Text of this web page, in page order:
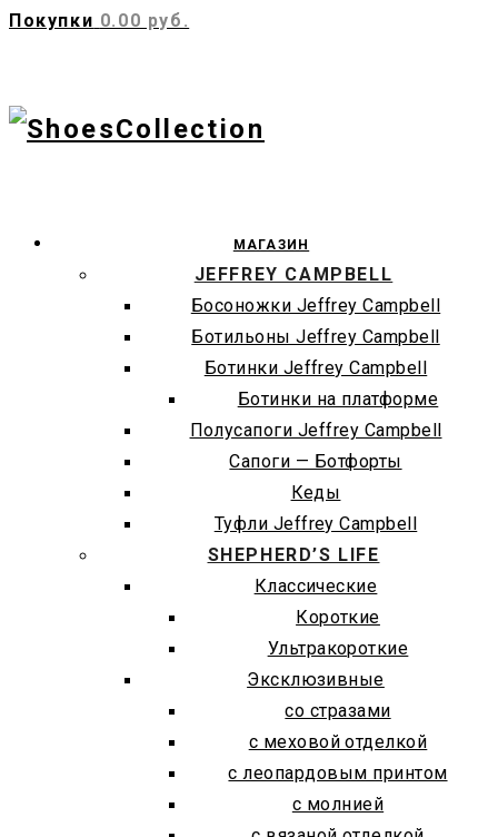
Покупки 0.00 руб.
МАГАЗИН
JEFFREY CAMPBELL
Босоножки Jeffrey Campbell
Ботильоны Jeffrey Campbell
Ботинки Jeffrey Campbell
Ботинки на платформе
Полусапоги Jeffrey Campbell
Сапоги — Ботфорты
Кеды
Туфли Jeffrey Campbell
SHEPHERD’S LIFE
Классические
Короткие
Ультракороткие
Эксклюзивные
со стразами
с меховой отделкой
с леопардовым принтом
с молнией